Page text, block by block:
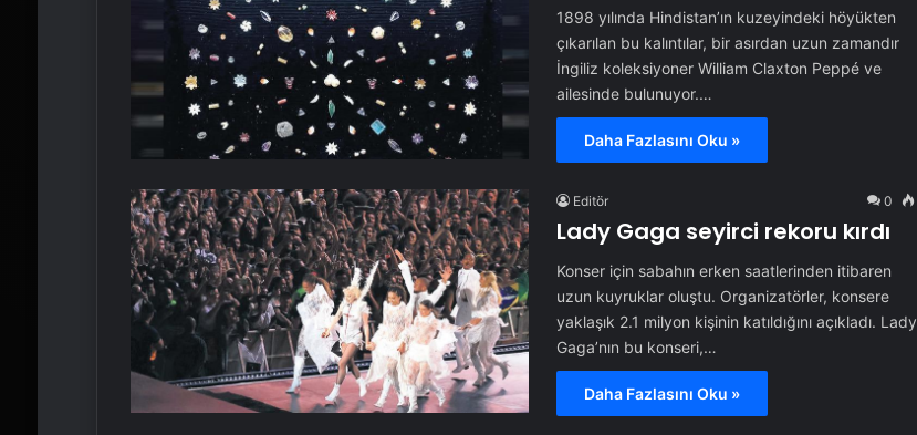
1898 yılında Hindistan’ın kuzeyindeki höyükten
çıkarılan bu kalıntılar, bir asırdan uzun zamandır
İngiliz koleksiyoner William Claxton Peppé ve
ailesinde bulunuyor.…
Daha Fazlasını Oku »
Editör 0
Lady Gaga seyirci rekoru kırdı
Konser için sabahın erken saatlerinden itibaren
uzun kuyruklar oluştu. Organizatörler, konsere
yaklaşık 2.1 milyon kişinin katıldığını açıkladı. Lady
Gaga’nın bu konseri,…
Daha Fazlasını Oku »